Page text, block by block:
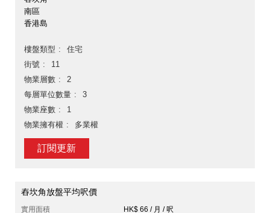
南區
香港島
樓盤類型
住宅
街號
11
物業層數
2
每層單位數量
3
物業座數
1
物業擁有權
多業權
訂閱更新
舂坎角放盤平均呎價
實用面積 HK$ 66 / 月 / 呎